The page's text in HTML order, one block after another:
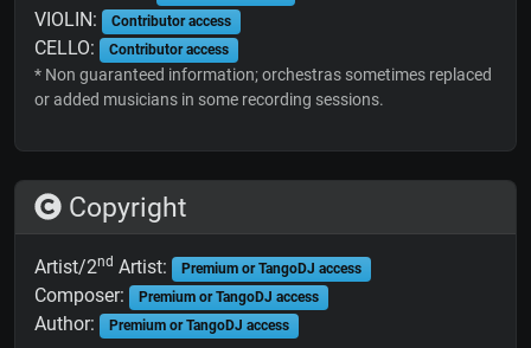
VIOLIN: Contributor access
CELLO: Contributor access
* Non guaranteed information; orchestras sometimes replaced
or added musicians in some recording sessions.
Copyright
Artist/2nd Artist: Premium or TangoDJ access
Composer: Premium or TangoDJ access
Author: Premium or TangoDJ access